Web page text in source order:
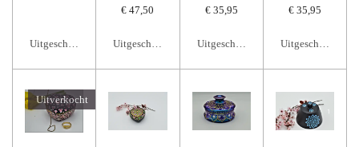
Uitgeschakeld
€ 47,50
Uitgeschakeld
€ 35,95
Uitgeschakeld
€ 35,95
Uitgeschakeld
Uitverkocht